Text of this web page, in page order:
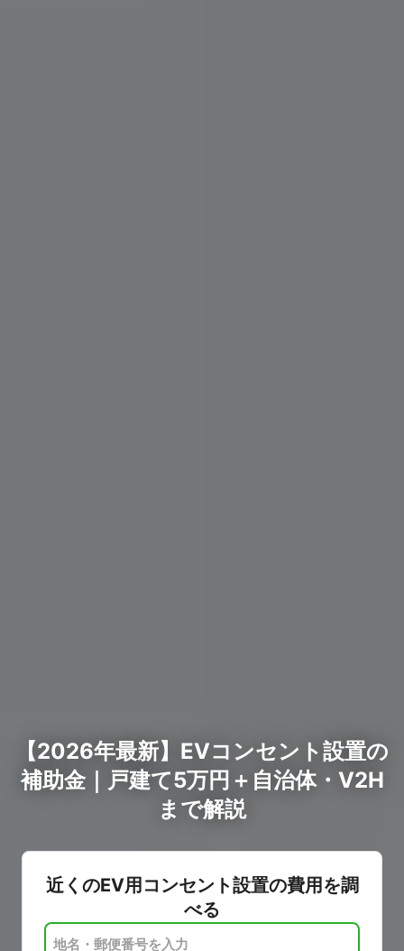
【2026年最新】EVコンセント設置の
補助金｜戸建て5万円＋自治体・V2H
まで解説
近くのEV用コンセント設置の費用を調
べる